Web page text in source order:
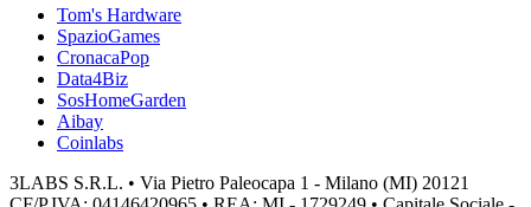
Tom's Hardware
SpazioGames
CronacaPop
Data4Biz
SosHomeGarden
Aibay
Coinlabs
3LABS S.R.L. • Via Pietro Paleocapa 1 - Milano (MI) 20121